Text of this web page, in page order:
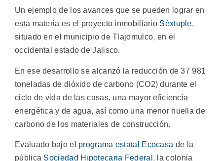
Un ejemplo de los avances que se pueden lograr en
esta materia es el proyecto inmobiliario Séxtuple,
situado en el municipio de Tlajomulco, en el
occidental estado de Jalisco.
En ese desarrollo se alcanzó la reducción de 37 981
toneladas de dióxido de carbono (CO2) durante el
ciclo de vida de las casas, una mayor eficiencia
energética y de agua, así como una menor huella de
carbono de los materiales de construcción.
Evaluado bajo el programa estatal Ecocasa de la
pública Sociedad Hipotecaria Federal , la colonia